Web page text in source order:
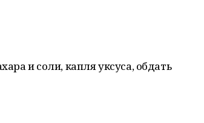
и соли, капля уксуса, обдать